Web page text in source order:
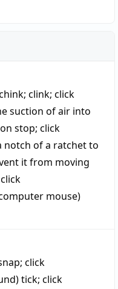
; clink; click
suction of air into
stop; click
notch of a ratchet to
it from moving
click
mouse)
; click
tick; click